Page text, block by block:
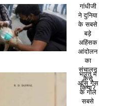
गांधीजी
ने दुनिया
के सबसे
बड़े
अहिंसक
आंदोलन
का
संचालन
कैसे
किया?
भारत में
आँसू गैस
के गोले
सबसे